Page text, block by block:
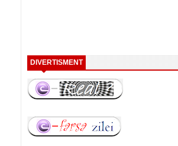
DIVERTISMENT